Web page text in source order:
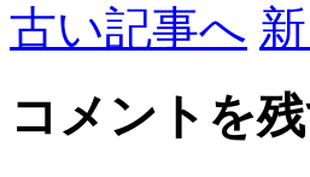
古い記事へ
コメントを